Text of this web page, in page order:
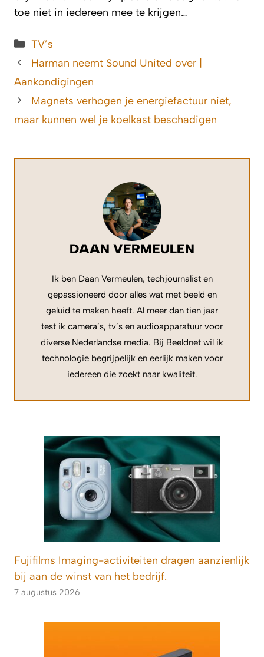
toe niet in iedereen mee te krijgen…
Categorieën
TV’s
Harman neemt Sound United over |
Aankondigingen
Magnets verhogen je energiefactuur niet,
maar kunnen wel je koelkast beschadigen
DAAN VERMEULEN
Ik ben Daan Vermeulen, techjournalist en
gepassioneerd door alles wat met beeld en
geluid te maken heeft. Al meer dan tien jaar
test ik camera’s, tv’s en audioapparatuur voor
diverse Nederlandse media. Bij Beeldnet wil ik
technologie begrijpelijk en eerlijk maken voor
iedereen die zoekt naar kwaliteit.
Fujifilms Imaging-activiteiten dragen aanzienlijk
bij aan de winst van het bedrijf.
7 augustus 2026